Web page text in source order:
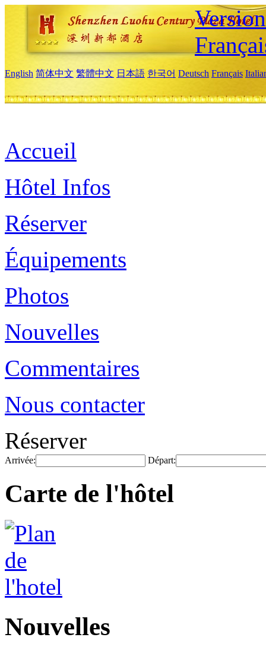
English 简体中文 繁體中文 日本語 한국어 Deutsch Français
Accueil
Hôtel Infos
Réserver
Équipements
Photos
Nouvelles
Commentaires
Nous contacter
Réserver
Arrivée: Départ:
Carte de l'hôtel
Nouvelles